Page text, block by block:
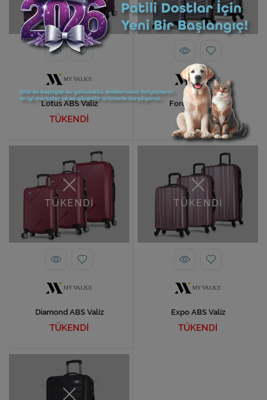
Lotus ABS Valiz
TÜKENDİ
Force ABS Valiz
TÜKENDİ
TÜKENDİ
Diamond ABS Valiz
TÜKENDİ
TÜKENDİ
Expo ABS Valiz
TÜKENDİ